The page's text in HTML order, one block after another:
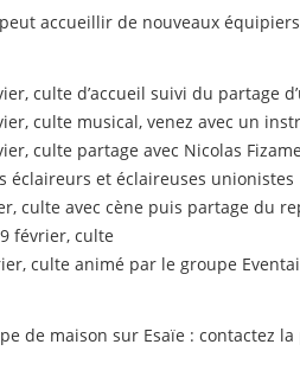
accueillir de nouveaux
culte d’accueil suivi du partage
culte musical, venez avec un
culte partage avec Nicolas
éclaireurs et éclaireuses unionistes
culte avec cène puis partage du
février, culte
culte animé par le groupe
de maison sur Esaïe : contactez